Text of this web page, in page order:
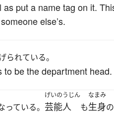
put a name tag on it.
else’s.
られている。
be the department head.
っている。
げいのうじん
芸能人 も
なまみ
生身